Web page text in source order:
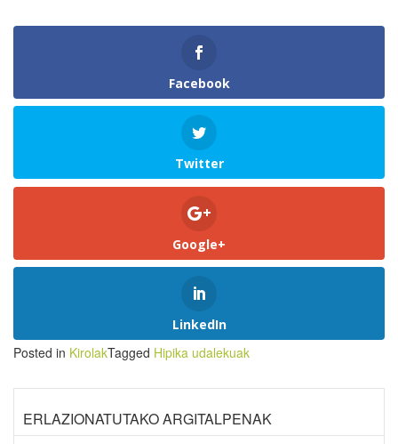
Facebook
Twitter
Google+
LinkedIn
Posted in KirolakTagged Hipika udalekuak
ERLAZIONATUTAKO ARGITALPENAK